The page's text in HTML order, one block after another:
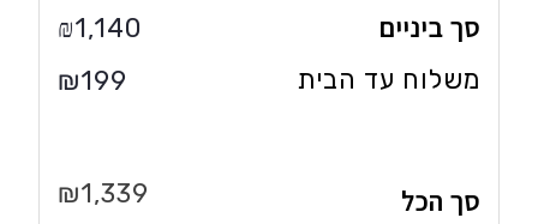
סך ביניים 1,140
₪
משלוח עד הבית 199
₪
סך הכל 1,339
₪